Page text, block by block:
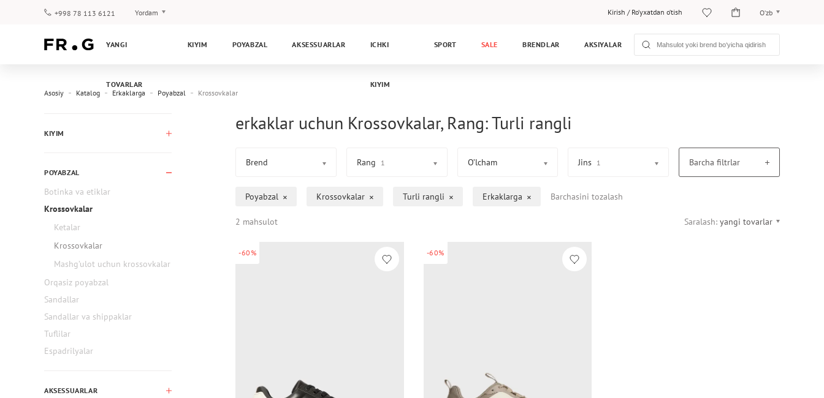
+998 78 113 6121 Yordam
Kafolat
Kirish / Ro‘yxatdan o‘tish O‘zb
Рус
YANGI
TOVARLAR
KIYIM POYABZAL AKSESSUARLAR ICHKI
KIYIM
SPORT SALE BRENDLAR AKSIYALAR
Asosiy Katalog Erkaklarga Poyabzal Krossovkalar
KIYIM
POYABZAL
Botinka va etiklar
Krossovkalar
Ketalar
Krossovkalar
Mashg’ulot uchun krossovkalar
Orqasiz poyabzal
Sandallar
Sandallar va shippaklar
Tuflilar
Espadrilyalar
AKSESSUARLAR
erkaklar uchun Krossovkalar, Rang: Turli rangli
Brend Rang 1 O’lcham Jins 1 Barcha filtrlar
Poyabzal Krossovkalar Turli rangli Erkaklarga Barchasini tozalash
2 mahsulot Saralash: yangi tovarlar
-60% -60%